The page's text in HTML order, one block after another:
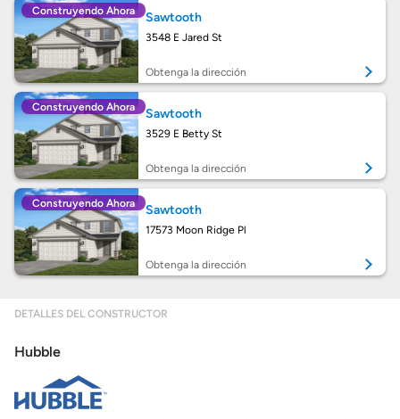
Obtener mi puntaje de crédito
Calcular mi hipoteca
Obtener Aprobación Previa
Preparar mi casa para la venta
Seguro de propietarios
Obtener ofertas por mi casa
Construyendo Ahora Sawtooth
3548 E Jared St
Obtenga la dirección
Construyendo Ahora Sawtooth
3529 E Betty St
Obtenga la dirección
Construyendo Ahora Sawtooth
17573 Moon Ridge Pl
Obtenga la dirección
DETALLES DEL CONSTRUCTOR
Hubble